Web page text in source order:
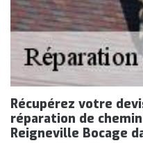
Récupérez votre
réparation de
Reigneville Bocage